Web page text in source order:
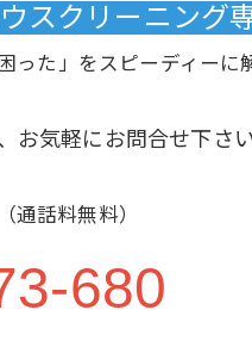
スクリーニング
った」をスピーディーに
お気軽にお問合せ下さ
通話料無料）
680